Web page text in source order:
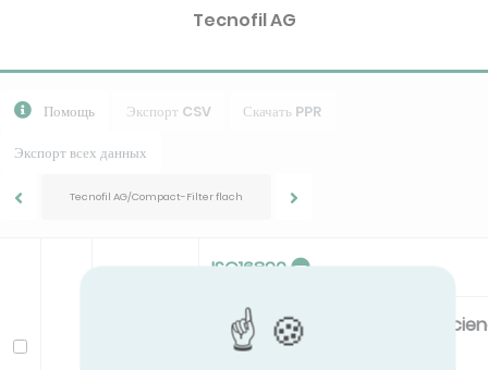
Tecnofil AG
Помощь Экспорт CSV Скачать PPR
Экспорт всех данных
Tecnofil AG/Compact-Filter flach
ISO16890
Filter class Energy